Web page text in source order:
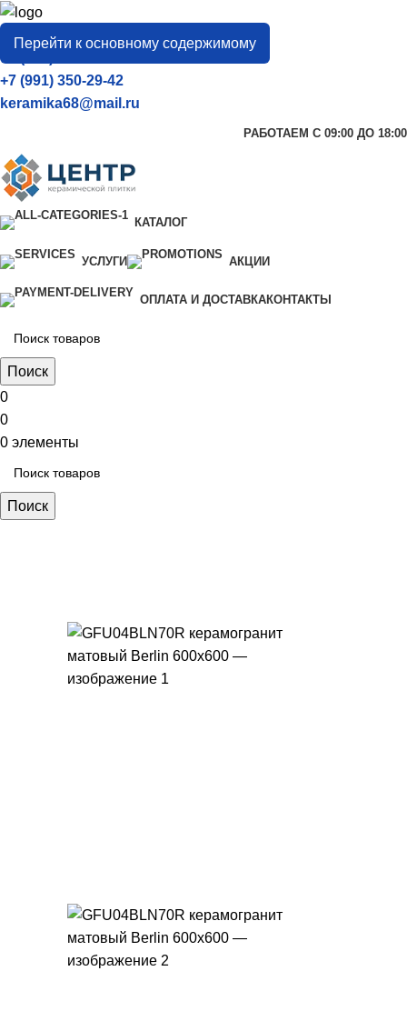
Перейти к основному содержимому
город
Тамбов
+7 (906) 657-33-54
+7 (991) 350-29-42
keramika68@mail.ru
РАБОТАЕМ С 09:00 ДО 18:00
КАТАЛОГ
УСЛУГИ АКЦИИ
ОПЛАТА И ДОСТАВКАКОНТАКТЫ
Поиск
0
0
0 элементы
Поиск